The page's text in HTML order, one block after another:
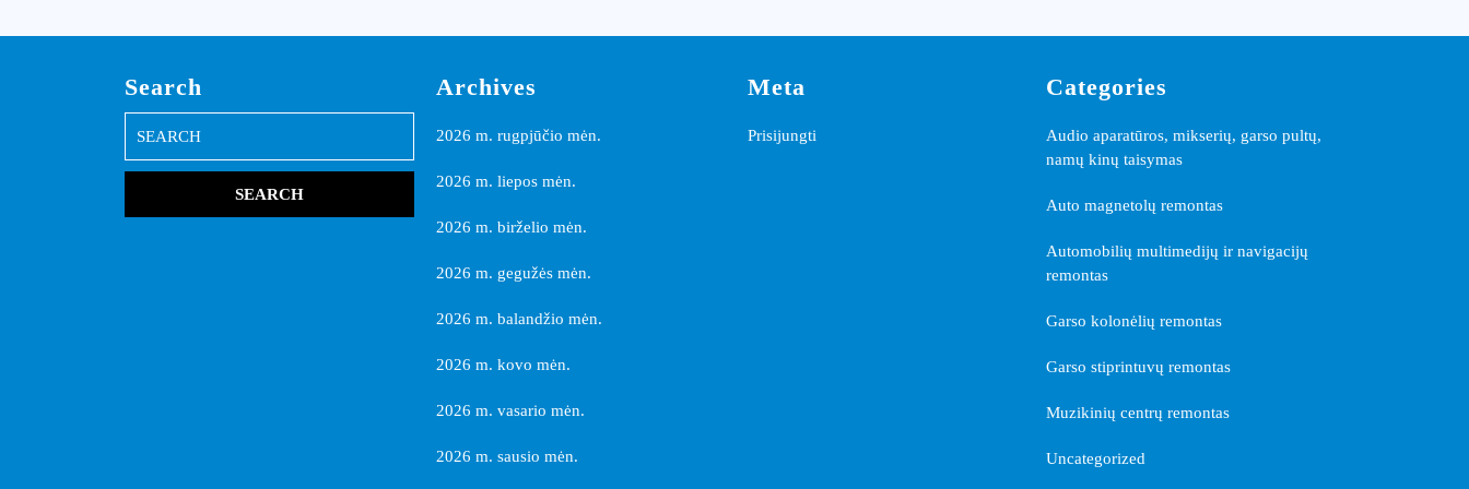
Search
for:
Archives
2026 m. rugpjūčio mėn.
2026 m. liepos mėn.
2026 m. birželio mėn.
2026 m. gegužės mėn.
2026 m. balandžio mėn.
2026 m. kovo mėn.
2026 m. vasario mėn.
2026 m. sausio mėn.
Meta
Prisijungti
Categories
Audio aparatūros, mikserių, garso pultų,
namų kinų taisymas
Auto magnetolų remontas
Automobilių multimedijų ir navigacijų
remontas
Garso kolonėlių remontas
Garso stiprintuvų remontas
Muzikinių centrų remontas
Uncategorized